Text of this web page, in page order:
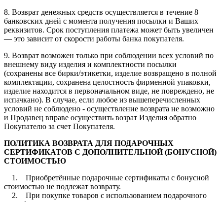
8. Возврат денежных средств осуществляется в течение 8
банковских дней с момента получения посылки и Ваших
реквизитов. Срок поступления платежа может быть увеличен
— это зависит от скорости работы банка покупателя.
9. Возврат возможен только при соблюдении всех условий по
внешнему виду изделия и комплектности посылки
(сохранены все бирки/этикетки, изделие возвращено в полной
комплектации, сохранена целостность фирменной упаковки,
изделие находится в первоначальном виде, не повреждено, не
испачкано). В случае, если любое из вышеперечисленных
условий не соблюдено - осуществление возврата не возможно
и Продавец вправе осуществить возрат Изделия обратно
Покупателю за счет Покупателя.
ПОЛИТИКА ВОЗВРАТА ДЛЯ ПОДАРОЧНЫХ
СЕРТИФИКАТОВ С ДОПОЛНИТЕЛЬНОЙ (БОНУСНОЙ)
СТОИМОСТЬЮ
1. Приобретённые подарочные сертификаты с бонусной
стоимостью не подлежат возврату.
2. При покупке товаров с использованием подарочного